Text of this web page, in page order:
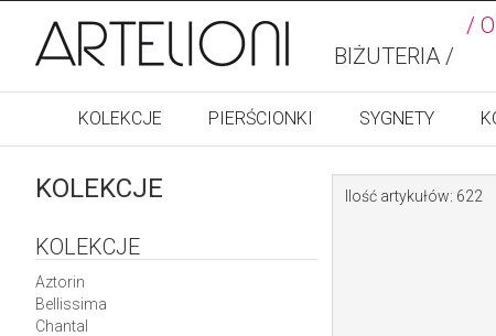
/
BIŻUTERIA /
KOLEKCJE PIERŚCIONKI SYGNETY
KOLEKCJE
KOLEKCJE
Aztorin
Bellissima
Chantal
Ilość artykułów: 622